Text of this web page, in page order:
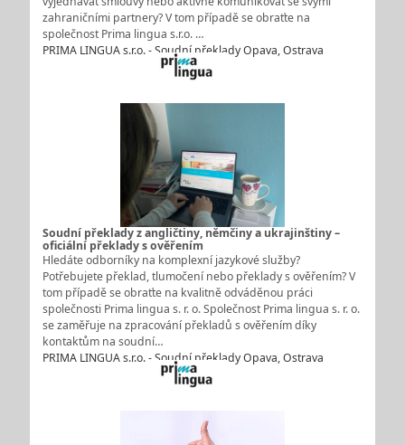
zahraničními partnery? V tom případě se obraťte na
společnost Prima lingua s.r.o. …
PRIMA LINGUA s.r.o. - Soudní překlady Opava, Ostrava
Soudní překlady z angličtiny, němčiny a ukrajinštiny –
oficiální překlady s ověřením
Hledáte odborníky na komplexní jazykové služby?
Potřebujete překlad, tlumočení nebo překlady s ověřením? V
tom případě se obraťte na kvalitně odváděnou práci
společnosti Prima lingua s. r. o. Společnost Prima lingua s. r. o.
se zaměřuje na zpracování překladů s ověřením díky
kontaktům na soudní…
PRIMA LINGUA s.r.o. - Soudní překlady Opava, Ostrava